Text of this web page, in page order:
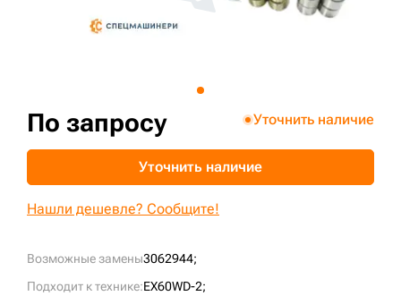
Возможные замены3062944;
Подходит к технике:EX60WD-2;
По запросу Уточнить наличие
Уточнить наличие
Нашли дешевле? Сообщите!
sksale@skdst.ru